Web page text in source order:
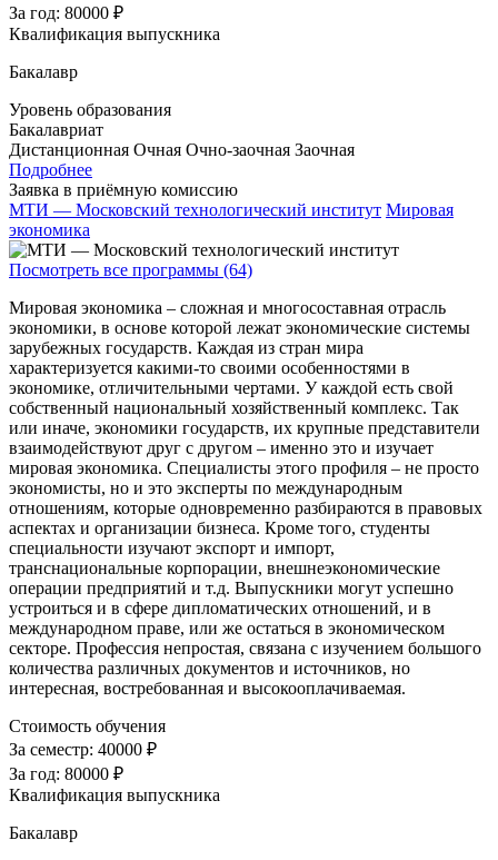
За год: 80000 ₽
Квалификация выпускника
Бакалавр
Уровень образования
Бакалавриат
Дистанционная Очная Очно-заочная Заочная
Подробнее
Заявка в приёмную комиссию
МТИ — Московский технологический институт Мировая
экономика
Посмотреть все программы (64)
Мировая экономика – сложная и многосоставная отрасль
экономики, в основе которой лежат экономические системы
зарубежных государств. Каждая из стран мира
характеризуется какими-то своими особенностями в
экономике, отличительными чертами. У каждой есть свой
собственный национальный хозяйственный комплекс. Так
или иначе, экономики государств, их крупные представители
взаимодействуют друг с другом – именно это и изучает
мировая экономика. Специалисты этого профиля – не просто
экономисты, но и это эксперты по международным
отношениям, которые одновременно разбираются в правовых
аспектах и организации бизнеса. Кроме того, студенты
специальности изучают экспорт и импорт,
транснациональные корпорации, внешнеэкономические
операции предприятий и т.д. Выпускники могут успешно
устроиться и в сфере дипломатических отношений, и в
международном праве, или же остаться в экономическом
секторе. Профессия непростая, связана с изучением большого
количества различных документов и источников, но
интересная, востребованная и высокооплачиваемая.
Стоимость обучения
За семестр: 40000 ₽
За год: 80000 ₽
Квалификация выпускника
Бакалавр